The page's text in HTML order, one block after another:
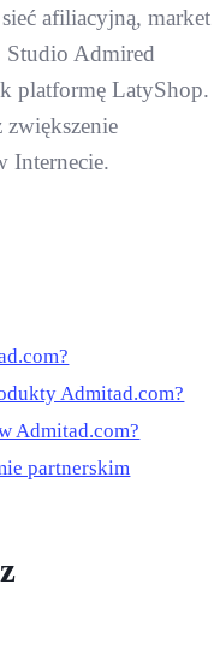
afiliacyjną, market
Studio Admired
platformę LatyShop.
Internecie.
Admitad.com?
Admitad.com?
partnerskim